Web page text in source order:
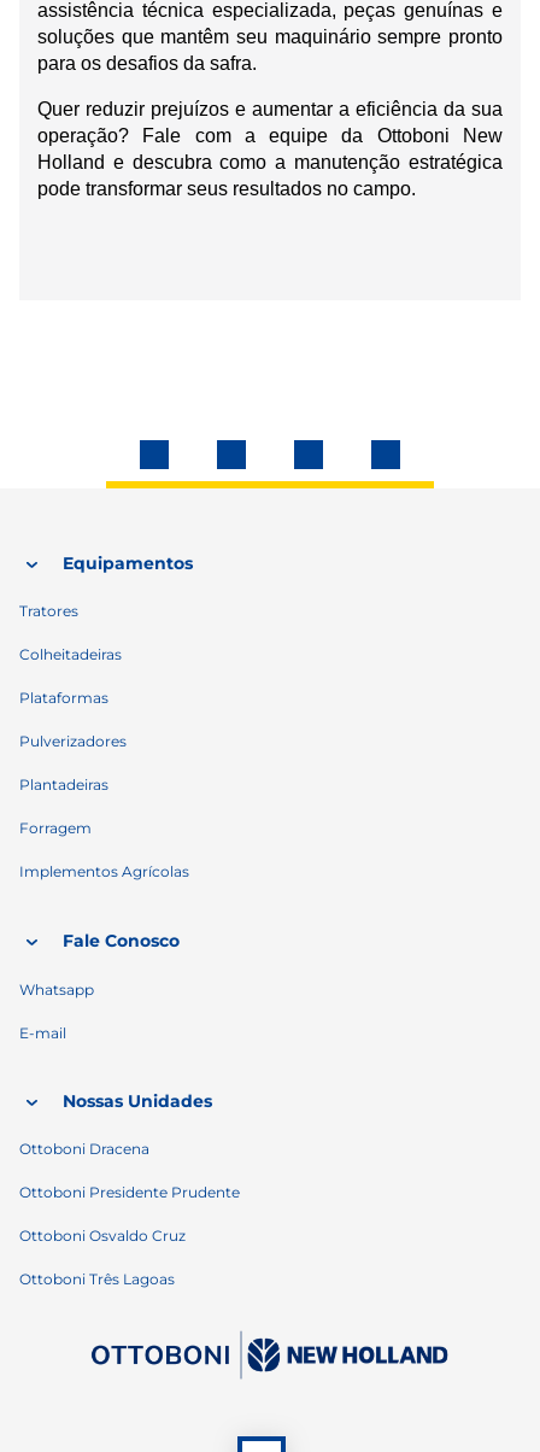
assistência técnica especializada, peças genuínas e
soluções que mantêm seu maquinário sempre pronto
para os desafios da safra.
Quer reduzir prejuízos e aumentar a eficiência da sua
operação? Fale com a equipe da Ottoboni New
Holland e descubra como a manutenção estratégica
pode transformar seus resultados no campo.
Equipamentos
Tratores
Colheitadeiras
Plataformas
Pulverizadores
Plantadeiras
Forragem
Implementos Agrícolas
Fale Conosco
Whatsapp
E-mail
Nossas Unidades
Ottoboni Dracena
Ottoboni Presidente Prudente
Ottoboni Osvaldo Cruz
Ottoboni Três Lagoas